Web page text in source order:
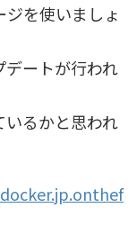
を使いましょ
デートが行われ
るかと思われ